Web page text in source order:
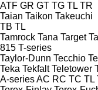
ATF GR GT TG TL TR
Taian Taikon Takeuchi
TB TL
Tamrock Tana Target
815 T-series
Taylor-Dunn Tecchio
Teka Tekfalt Teletower
A-seriesAC RC TC TL